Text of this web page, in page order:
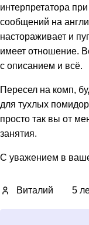
интерпретатора
сообщений на
настораживает и
имеет отношение.
с описанием и всё.
Пересел на комп,
для тухлых
просто так вы от
занятия.
С уважением в
Виталий 5